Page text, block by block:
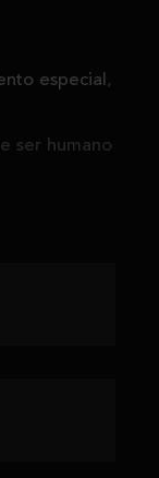
especial ,
ser humano